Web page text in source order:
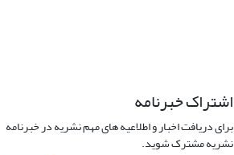
اشتراک خبرنامه
برای دریافت اخبار و اطلاعیه های مهم نشریه در خبرنامه
نشریه مشترک شوید.